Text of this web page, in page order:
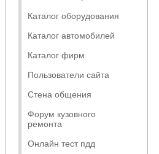
Каталог оборудования
Каталог автомобилей
Каталог фирм
Пользователи сайта
Стена общения
Форум кузовного
ремонта
Онлайн тест пдд